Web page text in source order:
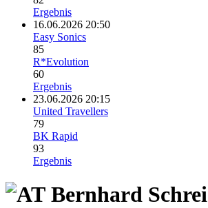
Ergebnis
16.06.2026 20:50
Easy Sonics
85
R*Evolution
60
Ergebnis
23.06.2026 20:15
United Travellers
79
BK Rapid
93
Ergebnis
Bernhard Schrei